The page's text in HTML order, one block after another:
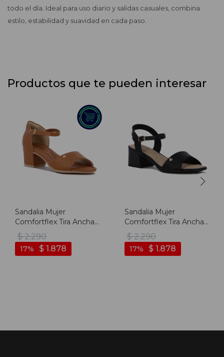
todo el día. Ideal para uso diario y salidas casuales, combina
estilo, estabilidad y suavidad en cada paso.
Productos que te pueden interesar
Sandalia Mujer
Comfortflex Tira Ancha
Con Pulsera - Camel
$ 2.290
$ 1.878
17
Sandalia Mujer
Comfortflex Tira Ancha
Y Pulsera Con Hebilla -
Negro
$ 2.290
$ 1.878
17